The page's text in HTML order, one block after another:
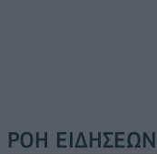
ΡΟΗ ΕΙΔΗΣΕΩΝ